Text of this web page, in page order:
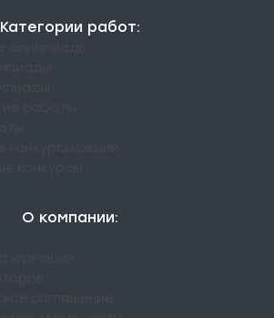
Категории работ:
О компании: